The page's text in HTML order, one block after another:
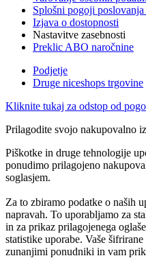
Splošni pogoji
Izjava o dostopnosti
Nastavitve zasebnosti
Preklic ABO naročnine
Podjetje
Druge niceshops trgovine
Kliknite tukaj za odstop od
Prilagodite svojo nakupovalno
Piškotke in druge tehnologije
ponudimo prilagojeno
soglasjem.
Za to zbiramo podatke o naših
napravah. To uporabljamo za
in za prikaz prilagojenega
statistike uporabe. Vaše
zunanjimi ponudniki in vam